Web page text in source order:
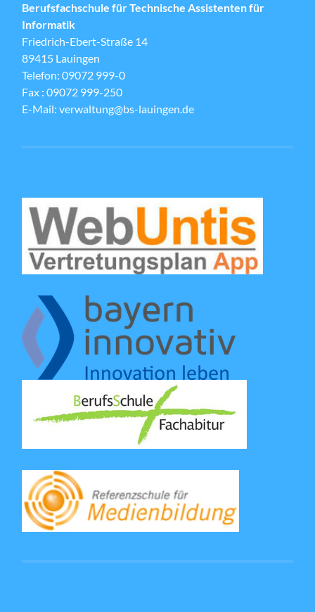
Berufsfachschule für Technische Assistenten für
Informatik
Friedrich-Ebert-Straße 14
89415 Lauingen
Telefon: 09072 999-0
Fax : 09072 999-250
E-Mail: verwaltung@bs-lauingen.de